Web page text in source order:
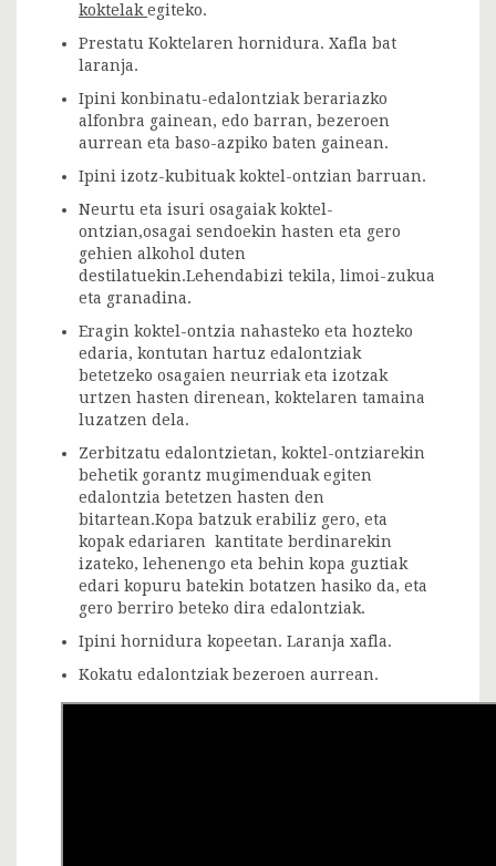
koktelak egiteko.
Prestatu Koktelaren hornidura. Xafla bat
laranja.
Ipini konbinatu-edalontziak berariazko
alfonbra gainean, edo barran, bezeroen
aurrean eta baso-azpiko baten gainean.
Ipini izotz-kubituak koktel-ontzian barruan.
Neurtu eta isuri osagaiak koktel-
ontzian,osagai sendoekin hasten eta gero
gehien alkohol duten
destilatuekin.Lehendabizi tekila, limoi-zukua
eta granadina.
Eragin koktel-ontzia nahasteko eta hozteko
edaria, kontutan hartuz edalontziak
betetzeko osagaien neurriak eta izotzak
urtzen hasten direnean, koktelaren tamaina
luzatzen dela.
Zerbitzatu edalontzietan, koktel-ontziarekin
behetik gorantz mugimenduak egiten
edalontzia betetzen hasten den
bitartean.Kopa batzuk erabiliz gero, eta
kopak edariaren kantitate berdinarekin
izateko, lehenengo eta behin kopa guztiak
edari kopuru batekin botatzen hasiko da, eta
gero berriro beteko dira edalontziak.
Ipini hornidura kopeetan. Laranja xafla.
Kokatu edalontziak bezeroen aurrean.